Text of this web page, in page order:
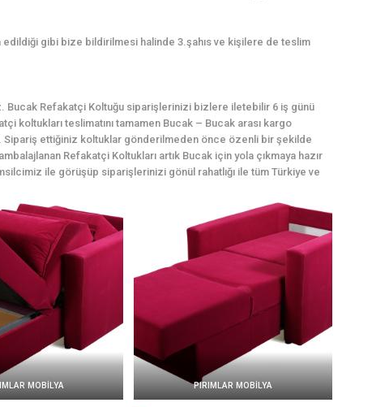
edildiği gibi bize bildirilmesi halinde 3.şahıs ve kişilere de teslim
Bucak Refakatçi Koltuğu siparişlerinizi bizlere iletebilir 6 iş günü
koltukları teslimatını tamamen Bucak – Bucak arası kargo
Sipariş ettiğiniz koltuklar gönderilmeden önce özenli bir şekilde
Refakatçi Koltukları artık Bucak için yola çıkmaya hazır
ile görüşüp siparişlerinizi gönül rahatlığı ile tüm Türkiye ve
MOBİLYA PIRIMLAR MOBİLYA